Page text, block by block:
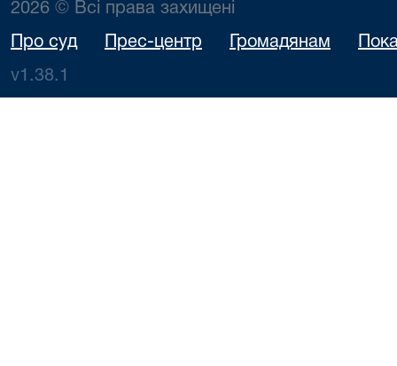
2026 © Всі права захищені
Про суд Прес-центр Громадянам
v1.38.1